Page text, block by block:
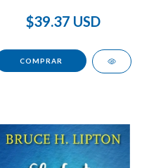
$39.37 USD